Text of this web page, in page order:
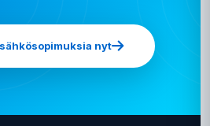
nyt